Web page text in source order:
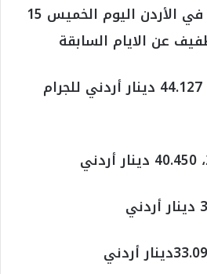
شهدت أسعار الذهب في الأردن اليوم الخميس 15
الذهب عيار 24.. سجل 44.127 دينار أردني للجرام